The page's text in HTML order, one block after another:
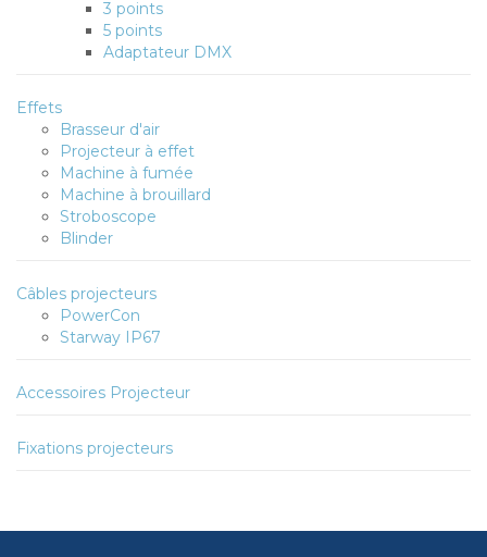
3 points
5 points
Adaptateur DMX
Effets
Brasseur d'air
Projecteur à effet
Machine à fumée
Machine à brouillard
Stroboscope
Blinder
Câbles projecteurs
PowerCon
Starway IP67
Accessoires Projecteur
Fixations projecteurs